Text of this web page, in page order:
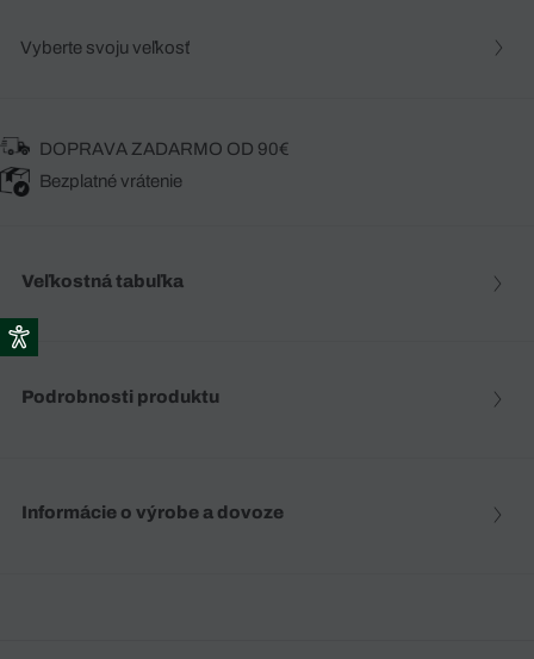
Vyberte svoju veľkosť
DOPRAVA ZADARMO OD 90€
Bezplatné vrátenie
Veľkostná tabuľka
Podrobnosti produktu
Informácie o výrobe a dovoze